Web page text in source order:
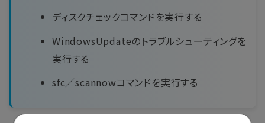
ディスクチェックコマンドを実行する
WindowsUpdateのトラブルシューティングを
実行する
sfc／scannowコマンドを実行する